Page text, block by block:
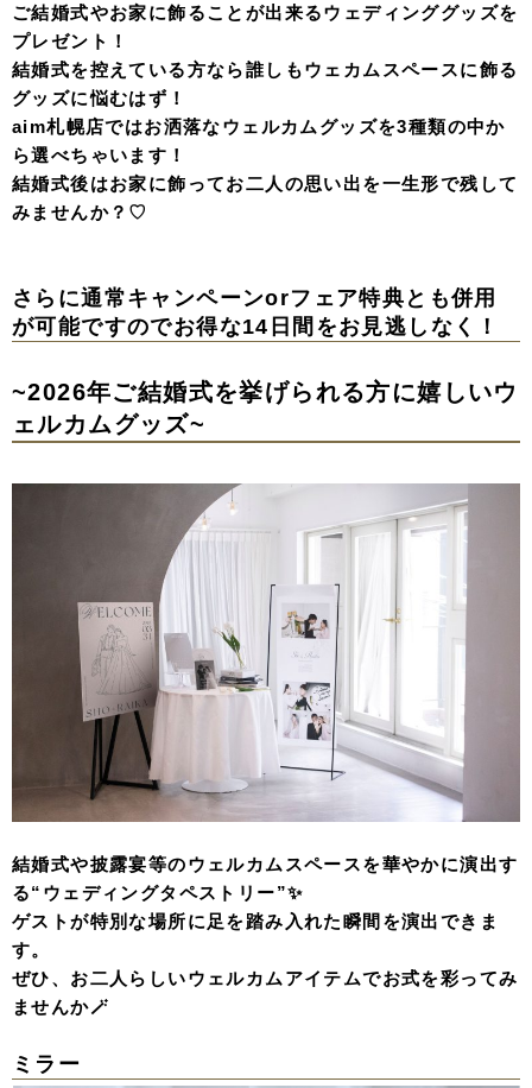
ご結婚式やお家に飾ることが出来るウェディンググッズを
プレゼント！
結婚式を控えている方なら誰しもウェカムスペースに飾る
グッズに悩むはず！
aim札幌店ではお洒落なウェルカムグッズを3種類の中か
ら選べちゃいます！
結婚式後はお家に飾ってお二人の思い出を一生形で残して
みませんか？♡
さらに通常キャンペーンorフェア特典とも併用
が可能ですのでお得な14日間をお見逃しなく！
~2026年ご結婚式を挙げられる方に嬉しいウ
ェルカムグッズ~
結婚式や披露宴等のウェルカムスペースを華やかに演出す
る“ウェディングタペストリー”✨
ゲストが特別な場所に足を踏み入れた瞬間を演出できま
す。
ぜひ、お二人らしいウェルカムアイテムでお式を彩ってみ
ませんか🪄
ミラー